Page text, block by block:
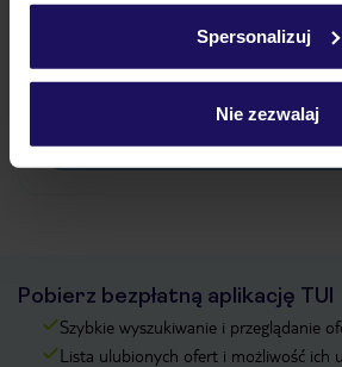
Spersonalizuj
Nie zezwalaj
Jak zmienić uczestników/osobę
Czy w Hotelu będzie przedstawiciel TUI?
Na jakiej podstawie i gdzie otrzymam
Zobacz więcej
Pobierz bezpłatną aplikację TUI
Szybkie wyszukiwanie i przeglądanie
Lista ulubionych ofert i możliwość ich